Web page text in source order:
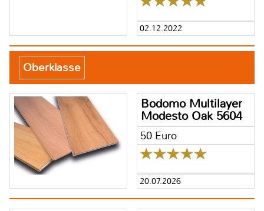
02.12.2022
Oberklasse
Bodomo Multilayer
Modesto Oak 5604
50 Euro
20.07.2026